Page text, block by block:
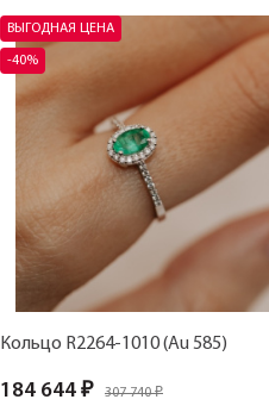
ВЫГОДНАЯ ЦЕНА
-40%
Кольцо R2264-1010 (Au 585)
184 644 ₽ 307 740 ₽